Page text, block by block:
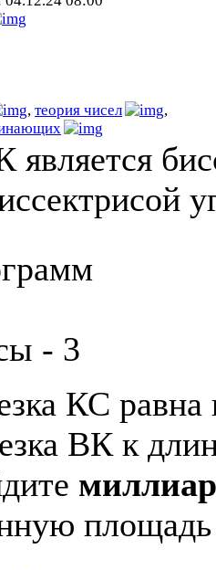
, теория чисел
,
является
КС
ВК к